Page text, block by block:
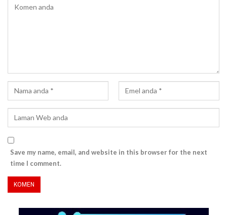
Save my name, email, and website in this browser for the next
time I comment.